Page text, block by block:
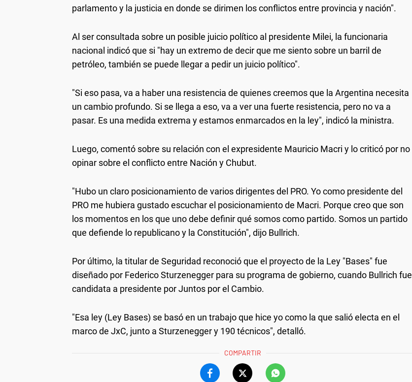
parlamento y la justicia en donde se dirimen los conflictos entre provincia y nación".
Al ser consultada sobre un posible juicio político al presidente Milei, la funcionaria
nacional indicó que si "hay un extremo de decir que me siento sobre un barril de
petróleo, también se puede llegar a pedir un juicio político".
"Si eso pasa, va a haber una resistencia de quienes creemos que la Argentina necesita
un cambio profundo. Si se llega a eso, va a ver una fuerte resistencia, pero no va a
pasar. Es una medida extrema y estamos enmarcados en la ley", indicó la ministra.
Luego, comentó sobre su relación con el expresidente Mauricio Macri y lo criticó por no
opinar sobre el conflicto entre Nación y Chubut.
"Hubo un claro posicionamiento de varios dirigentes del PRO. Yo como presidente del
PRO me hubiera gustado escuchar el posicionamiento de Macri. Porque creo que son
los momentos en los que uno debe definir qué somos como partido. Somos un partido
que defiende lo republicano y la Constitución", dijo Bullrich.
Por último, la titular de Seguridad reconoció que el proyecto de la Ley "Bases" fue
diseñado por Federico Sturzenegger para su programa de gobierno, cuando Bullrich fue
candidata a presidente por Juntos por el Cambio.
"Esa ley (Ley Bases) se basó en un trabajo que hice yo como la que salió electa en el
marco de JxC, junto a Sturzenegger y 190 técnicos", detalló.
COMPARTIR